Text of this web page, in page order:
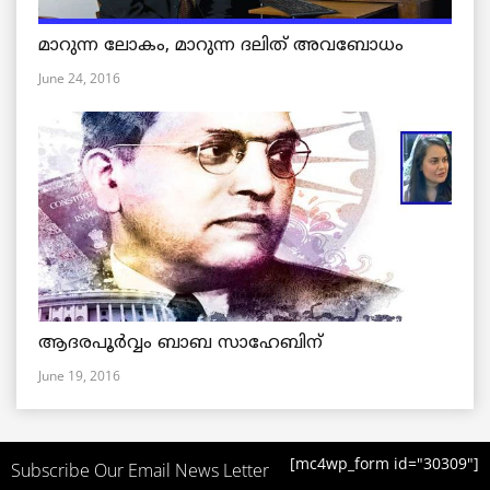
മാറുന്ന ലോകം, മാറുന്ന ദലിത് അവബോധം
June 24, 2016
ആദരപൂര്‍വ്വം ബാബ സാഹേബിന്
June 19, 2016
Subscribe Our Email News Letter [mc4wp_form id="30309"]